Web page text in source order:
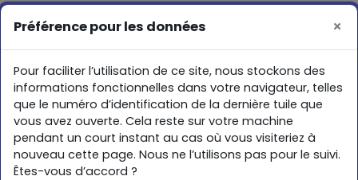
Passer au contenu principal
Panneau latéral
Activer/désactiver la saisie de recherche
anonymement
Connexion
Consultation/Interview
Préférence pour les données ×
Pour faciliter l’utilisation de ce site, nous stockons des
informations fonctionnelles dans votre navigateur, telles
que le numéro d’identification de la dernière tuile que
vous avez ouverte. Cela reste sur votre machine
pendant un court instant au cas où vous visiteriez à
nouveau cette page. Nous ne l’utilisons pas pour le suivi.
Êtes-vous d’accord ?